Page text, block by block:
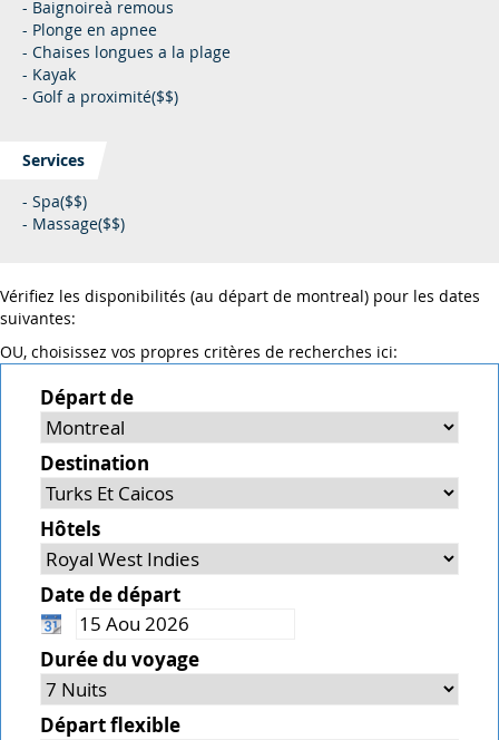
- Baignoireà remous
- Plonge en apnee
- Chaises longues a la plage
- Kayak
- Golf a proximité($$)
Services
- Spa($$)
- Massage($$)
Vérifiez les disponibilités (au départ de montreal) pour les dates
suivantes:
OU, choisissez vos propres critères de recherches ici:
Départ de
Destination
Hôtels
Date de départ
Durée du voyage
Départ flexible